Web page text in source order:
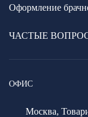
Оформление
ЧАСТЫЕ
ОФИС
Москва,